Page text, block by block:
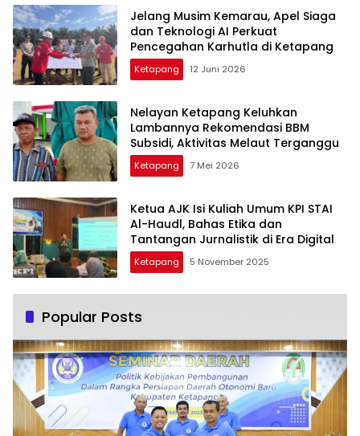
Jelang Musim Kemarau, Apel Siaga
dan Teknologi AI Perkuat
Pencegahan Karhutla di Ketapang
Ketapang 12 Juni 2026
Nelayan Ketapang Keluhkan
Lambannya Rekomendasi BBM
Subsidi, Aktivitas Melaut Terganggu
Ketapang 7 Mei 2026
Ketua AJK Isi Kuliah Umum KPI STAI
Al-Haudl, Bahas Etika dan
Tantangan Jurnalistik di Era Digital
Ketapang 5 November 2025
Popular Posts